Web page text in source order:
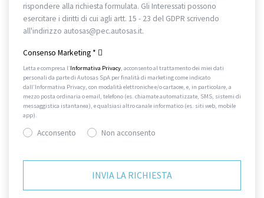
rispondere alla richiesta formulata. Gli Interessati possono
esercitare i diritti di cui agli artt. 15 - 23 del GDPR scrivendo
all'indirizzo autosas@pec.autosas.it.
Consenso Marketing *
Letta e compresa l’Informativa Privacy, acconsento al trattamento dei miei dati
personali da parte di Autosas SpA per finalità di marketing come indicato
dall’Informativa Privacy, con modalità elettroniche e/o cartacee, e, in particolare, a
mezzo posta ordinaria o email, telefono (es. chiamate automatizzate, SMS, sistemi di
messaggistica istantanea), e qualsiasi altro canale informatico (es. siti web, mobile
app).
Acconsento Non acconsento